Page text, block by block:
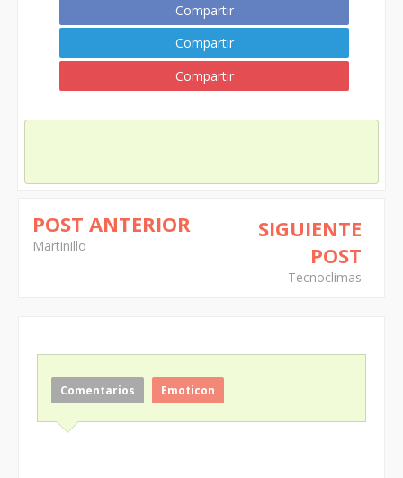
Compartir
Compartir
Compartir
POST ANTERIOR
Martinillo
SIGUIENTE
POST
Tecnoclimas
Comentarios Emoticon